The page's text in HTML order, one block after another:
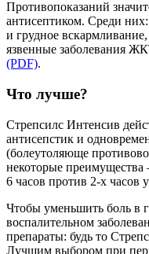
Противопоказаний
антисептиком. Среди
и грудное
язвенные заболевания
(PDF).
Что лучше?
Стрепсилс Интенсив
антисепстик и
(болеутоляюще
некоторые
6 часов против 2-х часов
Чтобы уменьшить боль в
воспалительном
препараты: будь то
Лучшим выбором при